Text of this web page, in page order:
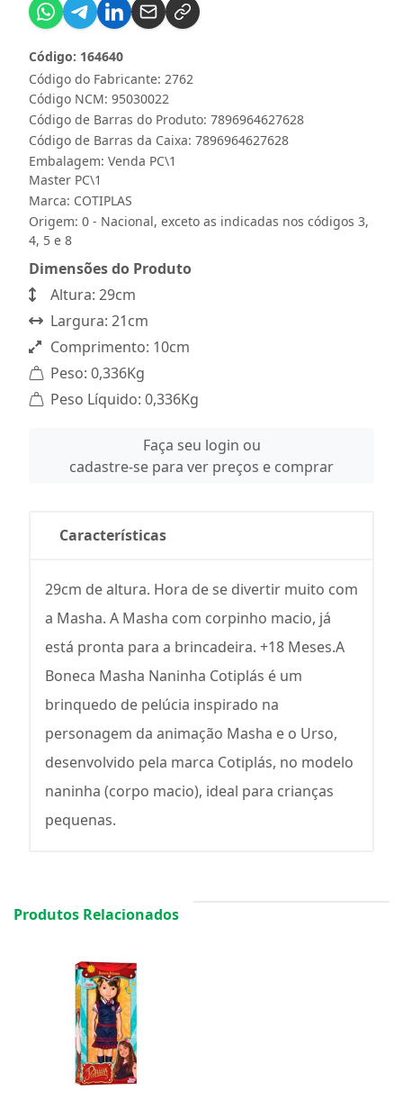
Código do Fabricante: 2762
Código: 164640
Código NCM: 95030022
Código de Barras do Produto: 7896964627628
Código de Barras da Caixa: 7896964627628
Embalagem: Venda PC\1
Master PC\1
Marca: COTIPLAS
Origem: 0 - Nacional, exceto as indicadas nos códigos 3,
4, 5 e 8
Dimensões do Produto
Altura: 29cm
Largura: 21cm
Comprimento: 10cm
Peso: 0,336Kg
Peso Líquido: 0,336Kg
Faça seu login ou
cadastre-se para ver preços e comprar
Características
29cm de altura. Hora de se divertir muito com
a Masha. A Masha com corpinho macio, já
está pronta para a brincadeira. +18 Meses.A
Boneca Masha Naninha Cotiplás é um
brinquedo de pelúcia inspirado na
personagem da animação Masha e o Urso,
desenvolvido pela marca Cotiplás, no modelo
naninha (corpo macio), ideal para crianças
pequenas.
Produtos Relacionados